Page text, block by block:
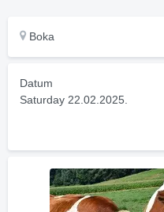
Boka
Datum
Saturday 22.02.2025.